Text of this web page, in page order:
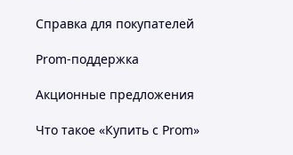
Справка для покупателей
Prom-поддержка
Акционные предложения
Что такое «Купить с Prom»